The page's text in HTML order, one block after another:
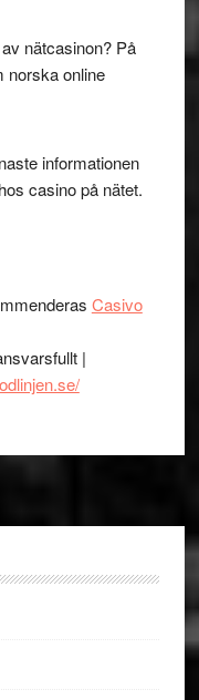
nätcasinon? På
norska online
informationen
casino på nätet.
Casivo
|